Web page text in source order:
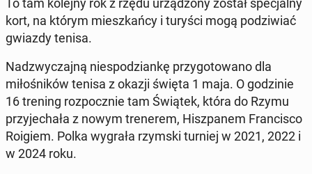
To tam kolejny rok z rzędu urząd­zony został spec­jal­ny
kort, na którym mieszkań­cy i turyści mogą podzi­wiać
gwiazdy tenisa.
Nadzwycza­jną niespodziankę przy­go­towano dla
miłośników tenisa z okazji święta 1 maja. O godzinie
16 trening rozpocznie tam Świątek, która do Rzymu
przy­jechała z nowym trenerem, Hisz­panem Fran­cis­co
Roigiem. Polka wygrała rzymski turniej w 2021, 2022 i
w 2024 roku.